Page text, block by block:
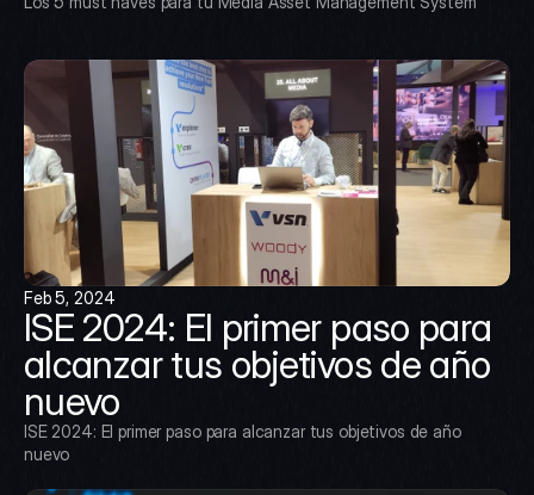
Feb 5, 2024
ISE 2024: El primer paso para
alcanzar tus objetivos de año
nuevo
ISE 2024: El primer paso para alcanzar tus objetivos de año
nuevo